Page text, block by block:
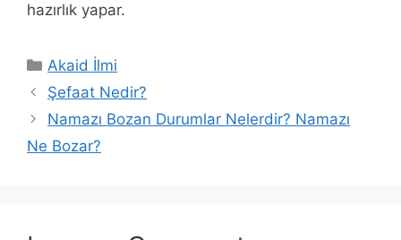
hazırlık yapar.
Categories
Akaid İlmi
Şefaat Nedir?
Namazı Bozan Durumlar Nelerdir? Namazı
Ne Bozar?